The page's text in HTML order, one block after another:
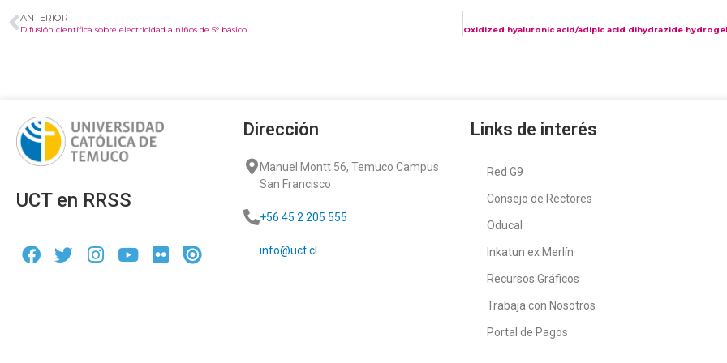
ANTERIOR
Difusión científica sobre electricidad a niños de 5° básico.
UCT en RRSS
Dirección
Manuel Montt 56, Temuco Campus
San Francisco
+56 45 2 205 555
info@uct.cl
Links de interés
Red G9
Consejo de Rectores
Oducal
Inkatun ex Merlín
Recursos Gráficos
Trabaja con Nosotros
Portal de Pagos